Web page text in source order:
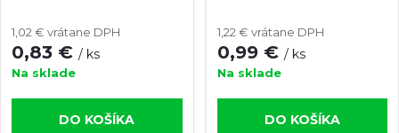
r
o
d
o
d
1,02 € vrátane DPH
0,83 € / ks
Na sklade
DO KOŠÍKA
1,22 € vrátane DPH
0,99 € / ks
Na sklade
DO KOŠÍKA